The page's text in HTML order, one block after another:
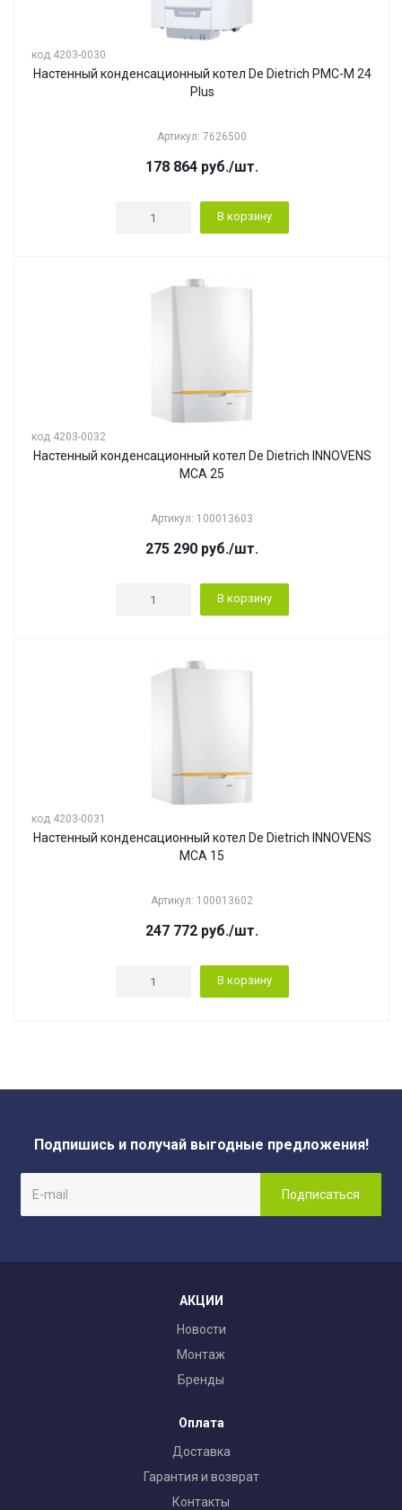
код 4203-0030
Настенный конденсационный котел De Dietrich PMC-M 24
Plus
Артикул: 7626500
178 864 руб./шт.
В корзину
код 4203-0032
Настенный конденсационный котел De Dietrich INNOVENS
MCA 25
Артикул: 100013603
275 290 руб./шт.
В корзину
код 4203-0031
Настенный конденсационный котел De Dietrich INNOVENS
MCA 15
Артикул: 100013602
247 772 руб./шт.
В корзину
Подпишись и получай выгодные предложения!
АКЦИИ
Новости
Монтаж
Бренды
Оплата
Доставка
Гарантия и возврат
Контакты